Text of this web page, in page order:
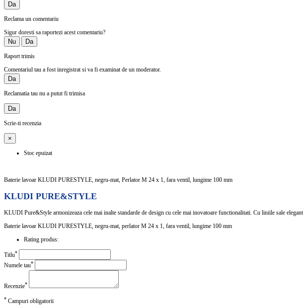
Da
Reclama un comentariu
Sigur doresti sa raportezi acest comentariu?
Nu Da
Raport trimis
Comentariul tau a fost inregistrat si va fi examinat de un moderator.
Da
Reclamatia tau nu a putut fi trimisa
Da
Scrie-ti recenzia
×
Stoc epuizat
Baterie lavoar KLUDI PURESTYLE, negru-mat, Perlator M 24 x 1, fara ventil, lungime 100 mm
KLUDI PURE&STYLE
KLUDI Pure&Style armonizeaza cele mai inalte standarde de design cu cele mai inovatoare functionalitati. Cu liniile sale
Baterie lavoar KLUDI PURESTYLE, negru-mat, perlator M 24 x 1, fara ventil, lungime 100 mm
Rating produs:
Titlu*
Numele tau*
Recenzie*
* Campuri obligatorii